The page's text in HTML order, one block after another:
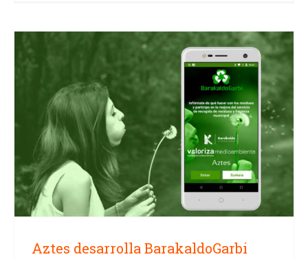
Aztes desarrolla BarakaldoGarbi
para resolver las dudas y mejorar
el reciclaje en Barakaldo y
ayudar a hacer una ciudad más
sostenible
Aztes desarrolla BarakaldoGarbi